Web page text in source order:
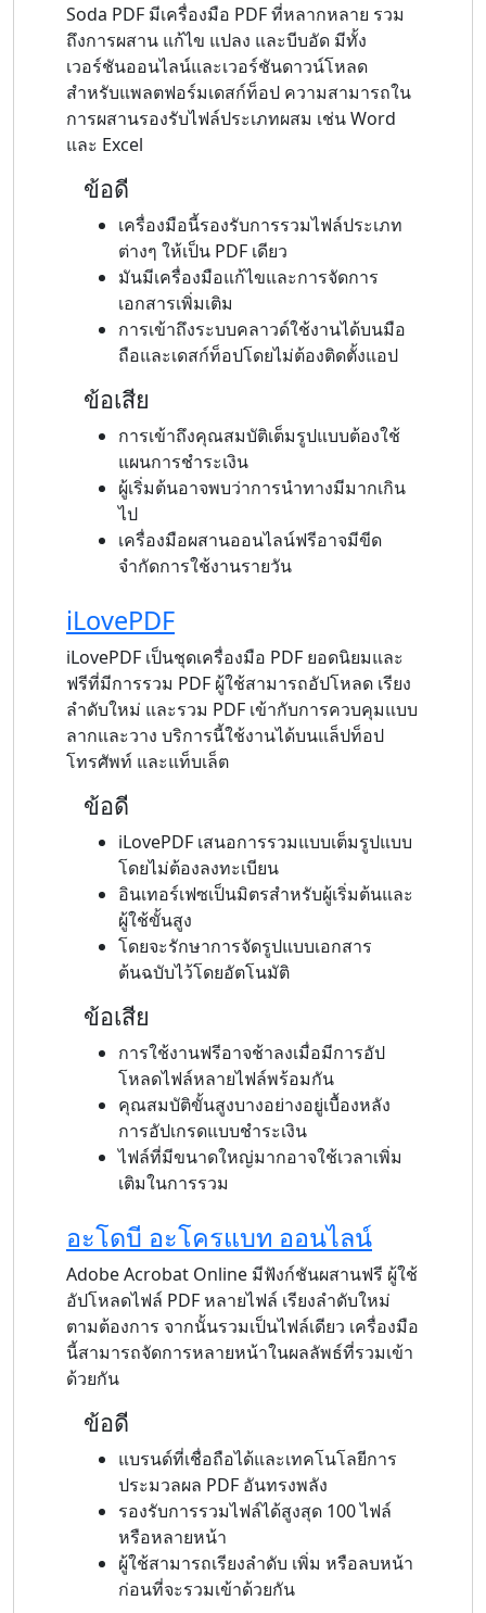
Soda PDF มีเครื่องมือ PDF ที่หลากหลาย รวม
ถึงการผสาน แก้ไข แปลง และบีบอัด มีทั้ง
เวอร์ชันออนไลน์และเวอร์ชันดาวน์โหลด
สำหรับแพลตฟอร์มเดสก์ท็อป ความสามารถใน
การผสานรองรับไฟล์ประเภทผสม เช่น Word
และ Excel
ข้อดี
เครื่องมือนี้รองรับการรวมไฟล์ประเภท
ต่างๆ ให้เป็น PDF เดียว
มันมีเครื่องมือแก้ไขและการจัดการ
เอกสารเพิ่มเติม
การเข้าถึงระบบคลาวด์ใช้งานได้บนมือ
ถือและเดสก์ท็อปโดยไม่ต้องติดตั้งแอป
ข้อเสีย
การเข้าถึงคุณสมบัติเต็มรูปแบบต้องใช้
แผนการชำระเงิน
ผู้เริ่มต้นอาจพบว่าการนำทางมีมากเกิน
ไป
เครื่องมือผสานออนไลน์ฟรีอาจมีขีด
จำกัดการใช้งานรายวัน
iLovePDF
iLovePDF เป็นชุดเครื่องมือ PDF ยอดนิยมและ
ฟรีที่มีการรวม PDF ผู้ใช้สามารถอัปโหลด เรียง
ลำดับใหม่ และรวม PDF เข้ากับการควบคุมแบบ
ลากและวาง บริการนี้ใช้งานได้บนแล็ปท็อป
โทรศัพท์ และแท็บเล็ต
ข้อดี
iLovePDF เสนอการรวมแบบเต็มรูปแบบ
โดยไม่ต้องลงทะเบียน
อินเทอร์เฟซเป็นมิตรสำหรับผู้เริ่มต้นและ
ผู้ใช้ขั้นสูง
โดยจะรักษาการจัดรูปแบบเอกสาร
ต้นฉบับไว้โดยอัตโนมัติ
ข้อเสีย
การใช้งานฟรีอาจช้าลงเมื่อมีการอัป
โหลดไฟล์หลายไฟล์พร้อมกัน
คุณสมบัติขั้นสูงบางอย่างอยู่เบื้องหลัง
การอัปเกรดแบบชำระเงิน
ไฟล์ที่มีขนาดใหญ่มากอาจใช้เวลาเพิ่ม
เติมในการรวม
อะโดบี อะโครแบท ออนไลน์
Adobe Acrobat Online มีฟังก์ชันผสานฟรี ผู้ใช้
อัปโหลดไฟล์ PDF หลายไฟล์ เรียงลำดับใหม่
ตามต้องการ จากนั้นรวมเป็นไฟล์เดียว เครื่องมือ
นี้สามารถจัดการหลายหน้าในผลลัพธ์ที่รวมเข้า
ด้วยกัน
ข้อดี
แบรนด์ที่เชื่อถือได้และเทคโนโลยีการ
ประมวลผล PDF อันทรงพลัง
รองรับการรวมไฟล์ได้สูงสุด 100 ไฟล์
หรือหลายหน้า
ผู้ใช้สามารถเรียงลำดับ เพิ่ม หรือลบหน้า
ก่อนที่จะรวมเข้าด้วยกัน